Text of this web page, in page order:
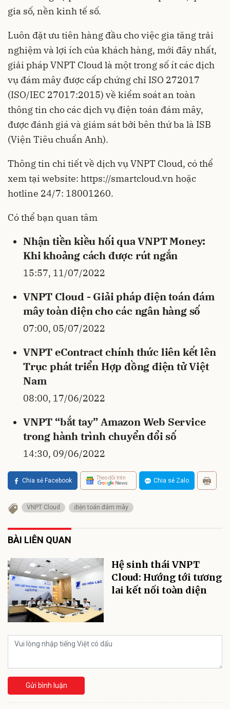
gia số, nền kinh tế số.
Luôn đặt ưu tiên hàng đầu cho việc gia tăng trải
nghiệm và lợi ích của khách hàng, mới đây nhất,
giải pháp VNPT Cloud là một trong số ít các dịch
vụ đám mây được cấp chứng chỉ ISO 272017
(ISO/IEC 27017:2015) về kiểm soát an toàn
thông tin cho các dịch vụ điện toán đám mây,
được đánh giá và giám sát bởi bên thứ ba là ISB
(Viện Tiêu chuẩn Anh).
Thông tin chi tiết về dịch vụ VNPT Cloud, có thể
xem tại website: https://smartcloud.vn hoặc
hotline 24/7: 18001260.
Có thể bạn quan tâm
Nhận tiền kiều hối qua VNPT Money:
Khi khoảng cách được rút ngắn
15:57, 11/07/2022
VNPT Cloud - Giải pháp điện toán đám
mây toàn diện cho các ngân hàng số
07:00, 05/07/2022
VNPT eContract chính thức liên kết lên
Trục phát triển Hợp đồng điện tử Việt
Nam
08:00, 17/06/2022
VNPT “bắt tay” Amazon Web Service
trong hành trình chuyển đổi số
14:30, 09/06/2022
Chia sẻ Facebook Theo dõi trên Chia sẻ Zalo
VNPT Cloud điện toán đám mây
BÀI LIÊN QUAN
Hệ sinh thái VNPT
Cloud: Hướng tới tương
lai kết nối toàn diện
Gửi bình luận